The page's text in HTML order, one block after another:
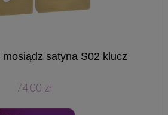
satyna S02 klucz
74,00 zł